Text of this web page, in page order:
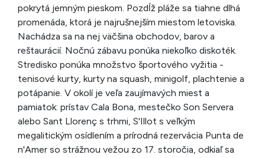
pokrytá jemným pieskom. Pozdĺž pláže sa tiahne dlhá
promenáda, ktorá je najrušnejším miestom letoviska.
Nachádza sa na nej väčšina obchodov, barov a
reštaurácií. Nočnú zábavu ponúka niekoľko diskoték.
Stredisko ponúka množstvo športového vyžitia -
tenisové kurty, kurty na squash, minigolf, plachtenie a
potápanie. V okolí je veľa zaujímavých miest a
pamiatok: prístav Cala Bona, mestečko Son Servera
alebo Sant Llorenç s trhmi, S'Illot s veľkým
megalitickým osídlením a prírodná rezervácia Punta de
n'Amer so strážnou vežou zo 17. storočia, odkiaľ sa